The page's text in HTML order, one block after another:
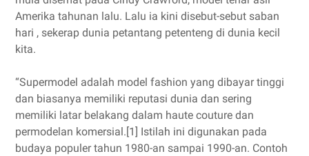
Amerika tahunan lalu. Lalu ia kini disebut-sebut saban
hari , sekerap dunia petantang petenteng di dunia kecil
kita.
“Supermodel adalah model fashion yang dibayar tinggi
dan biasanya memiliki reputasi dunia dan sering
memiliki latar belakang dalam haute couture dan
permodelan komersial.[1] Istilah ini digunakan pada
budaya populer tahun 1980-an sampai 1990-an. Contoh